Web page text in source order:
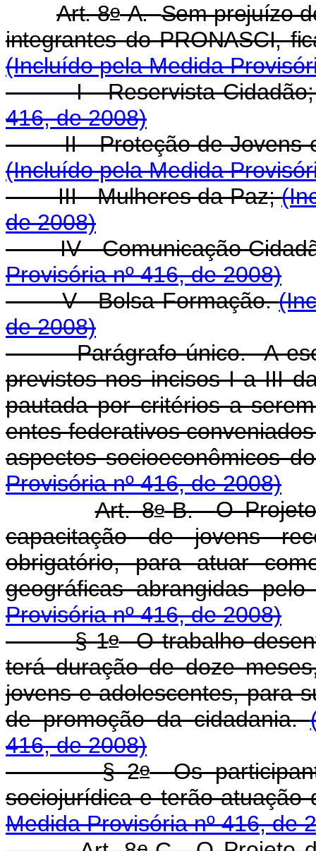
Art. 8o-A.Sem prejuízo
integrantes do PRONASCI,
(Incluído pela Medida
I - Reservista-
416, de 2008)
II - Proteção de Jovens
(Incluído pela Medida
III - Mulheres da Paz;
de 2008)
IV - Comunicação Cidadã
Provisória nº 416, de 2008)
V - Bolsa-Formação.
de 2008)
Parágrafo único. A
previstos nos incisos I a III
pautada por critérios a
entes federativos
aspectos socioeconômicos
Provisória nº 416, de 2008)
Art. 8o-B.O
capacitação de jovens
obrigatório, para atuar
geográficas abrangidas
Provisória nº 416, de 2008)
§ 1oO trabalho
terá duração de doze
jovens e adolescentes, para
de promoção da cidadania.
416, de 2008)
§ 2oOs
sociojurídica e terão
Medida Provisória nº 416, de